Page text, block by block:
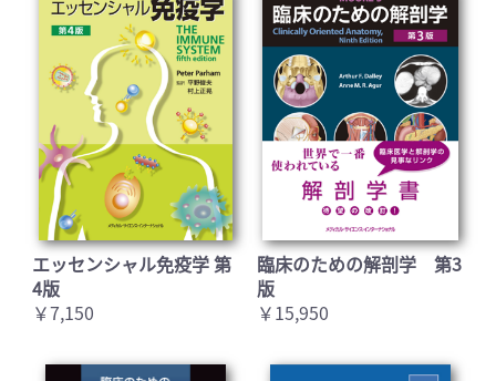
エッセンシャル免疫学 第
4版
￥7,150
臨床のための解剖学 第3
版
￥15,950